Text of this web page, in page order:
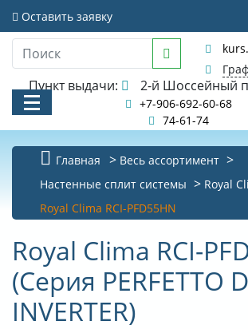
Оставить заявку
Пункт выдачи: 2-й Шоссейный
+7-906-692-60-68
74-61-74
КАТАЛОГ
АКЦИИ И РАСПРОДАЖИ
УСЛУГИ
БИБЛИОТЕКА
НОВОСТИ
Главная
Весь ассортимент
Настенные сплит системы
Royal
Royal Clima RCI-PFD55HN
Royal Clima RCI-
(Серия PERFETTO
INVERTER)